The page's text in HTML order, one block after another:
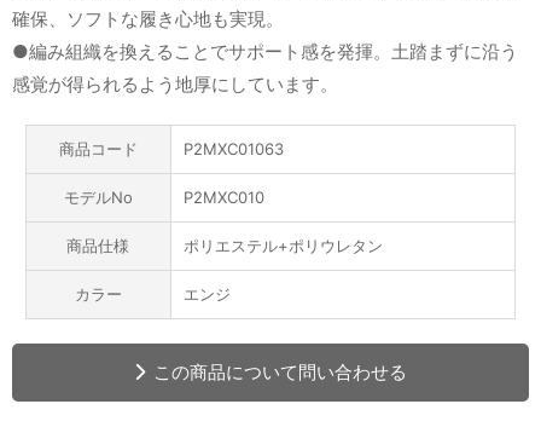
確保、ソフトな履き心地も実現。
●編み組織を換えることでサポート感を発揮。土踏まずに沿う
感覚が得られるよう地厚にしています。
商品コード P2MXC01063
モデルNo P2MXC010
商品仕様 ポリエステル+ポリウレタン
カラー エンジ
この商品について問い合わせる